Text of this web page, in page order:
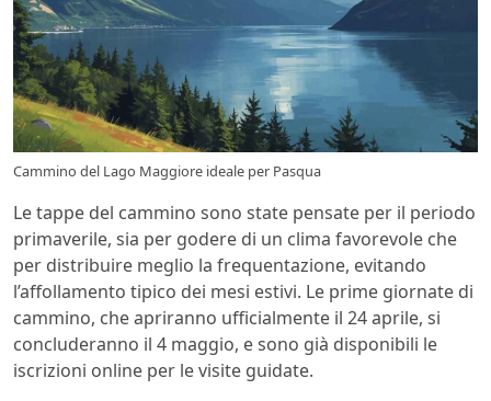
Cammino del Lago Maggiore ideale per Pasqua
Le tappe del cammino sono state pensate per il periodo
primaverile, sia per godere di un clima favorevole che
per distribuire meglio la frequentazione, evitando
l’affollamento tipico dei mesi estivi. Le prime giornate di
cammino, che apriranno ufficialmente il 24 aprile, si
concluderanno il 4 maggio, e sono già disponibili le
iscrizioni online per le visite guidate.